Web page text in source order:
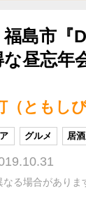
福島市『
昼忘年
ともしび
グルメ 居
る場合がありま